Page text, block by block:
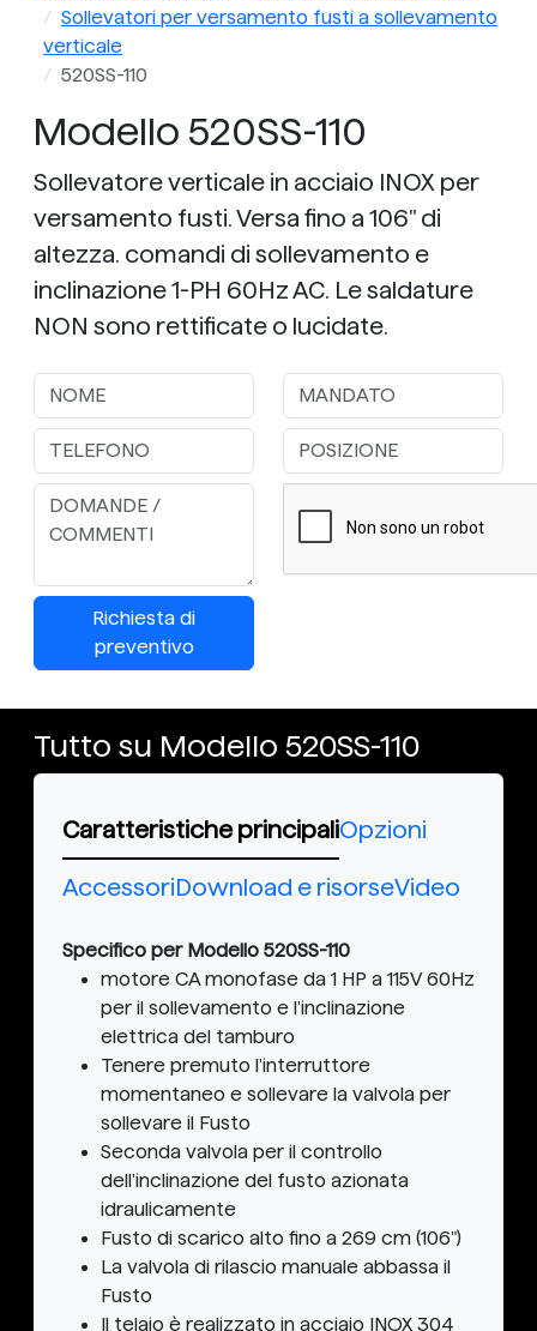
Sollevatori per versamento fusti a sollevamento
verticale
520SS-110
Modello 520SS-110
Sollevatore verticale in acciaio INOX per
versamento fusti. Versa fino a 106" di
altezza. comandi di sollevamento e
inclinazione 1-PH 60Hz AC. Le saldature
NON sono rettificate o lucidate.
Richiesta di
preventivo
Tutto su Modello 520SS-110
Caratteristiche principaliOpzioni
AccessoriDownload e risorseVideo
Specifico per Modello 520SS-110
motore CA monofase da 1 HP a 115V 60Hz
per il sollevamento e l'inclinazione
elettrica del tamburo
Tenere premuto l'interruttore
momentaneo e sollevare la valvola per
sollevare il Fusto
Seconda valvola per il controllo
dell'inclinazione del fusto azionata
idraulicamente
Fusto di scarico alto fino a 269 cm (106")
La valvola di rilascio manuale abbassa il
Fusto
Il telaio è realizzato in acciaio INOX 304